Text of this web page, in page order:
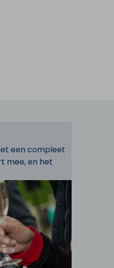
een compleet
mee, en het